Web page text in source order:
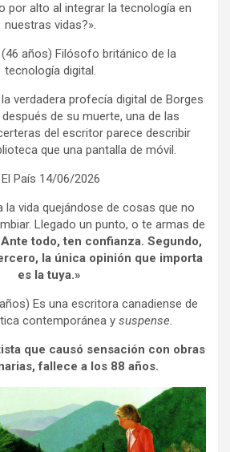
por alto al integrar la tecnología en
nuestras vidas?».
años) Filósofo británico de la
tecnología digital.
la verdadera profecía digital de Borges
de su muerte, una de las
del escritor parece describir
que una pantalla de móvil.
El País 14/06/2026
la vida quejándose de cosas que no
Llegado un punto, o te armas de
todo, ten confianza. Segundo,
la única opinión que importa
es la tuya.»
Es una escritora canadiense de
contemporánea y suspense.
que causó sensación con obras
fallece a los 88 años.